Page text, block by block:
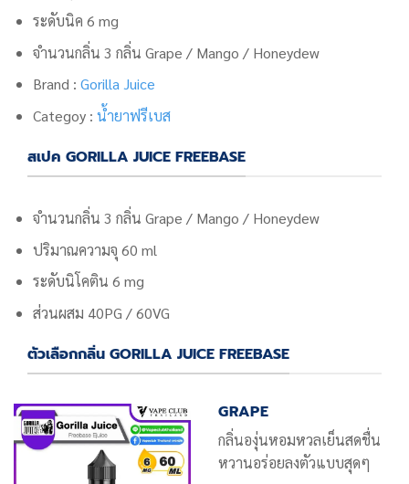
ระดับนิค 6 mg
จำนวนกลิ่น 3 กลิ่น Grape / Mango / Honeydew
Brand : Gorilla Juice
Categoy : น้ำยาฟรีเบส
สเปค GORILLA JUICE FREEBASE
จำนวนกลิ่น 3 กลิ่น Grape / Mango / Honeydew
ปริมาณความจุ 60 ml
ระดับนิโคติน 6 mg
ส่วนผสม 40PG / 60VG
ตัวเลือกกลิ่น GORILLA JUICE FREEBASE
GRAPE
กลิ่นองุ่นหอมหวลเย็นสดชื่น
หวานอร่อยลงตัวแบบสุดๆ